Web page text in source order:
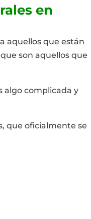
en
aquellos que están
son aquellos que
algo complicada y
que oficialmente se